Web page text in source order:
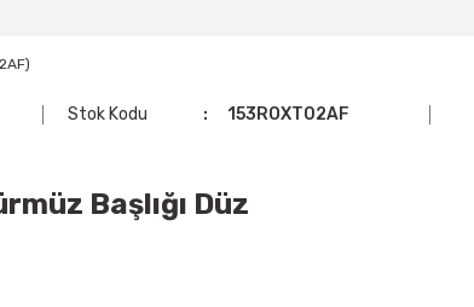
Stok Kodu
153ROXT02AF
Başlığı Düz